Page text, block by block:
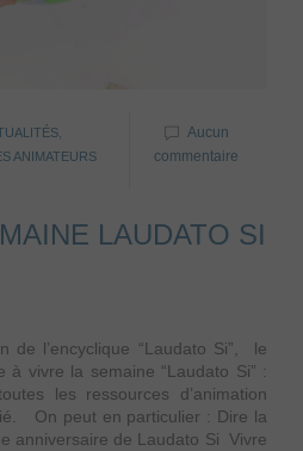
,
ANIMATEURS
Aucun
commentaire
LAUDATO SI
de l’encyclique “Laudato Si”, le
à vivre la semaine “Laudato Si” :
les ressources d’animation
On peut en particulier : Dire la
anniversaire de Laudato Si Vivre